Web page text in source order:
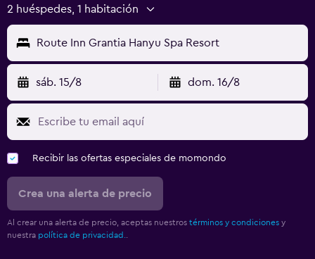
2 huéspedes, 1 habitación
Route Inn Grantia Hanyu Spa Resort
sáb. 15/8 dom. 16/8
Recibir las ofertas especiales de momondo
Crea una alerta de precio
Al crear una alerta de precio, aceptas nuestros términos y condiciones y
nuestra política de privacidad.